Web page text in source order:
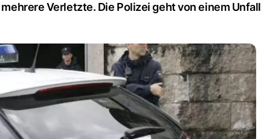
Verletzte. Die Polizei geht von einem Unfall